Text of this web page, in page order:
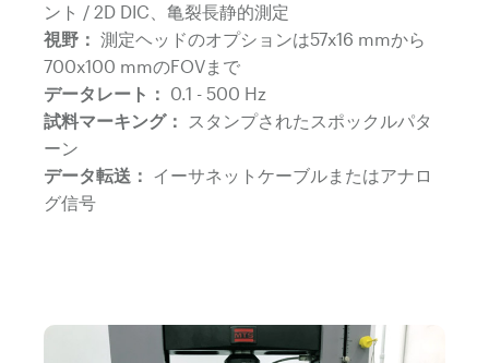
ント / 2D DIC、亀裂長静的測定
視野： 測定ヘッドのオプションは57x16 mmから
700x100 mmのFOVまで
データレート： 0.1 - 500 Hz
試料マーキング：
スタンプされたスポックルパタ
ーン
データ転送： イーサネットケーブルまたはアナロ
グ信号